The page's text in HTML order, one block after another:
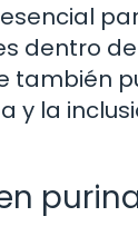
dentro
también
y la